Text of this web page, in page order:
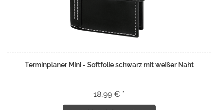
Terminplaner Mini - Softfolie schwarz mit weißer Naht
18,99 € *